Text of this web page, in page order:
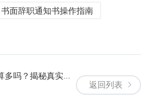
书面辞职通知书操作指南
返回列表
实水平与实用规划策略